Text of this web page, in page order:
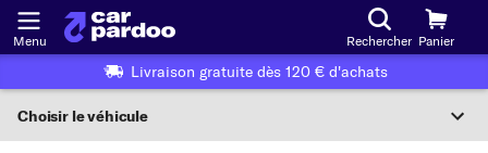
Menu Rechercher Panier
Livraison gratuite dès 120 € d'achats
Choisir le véhicule